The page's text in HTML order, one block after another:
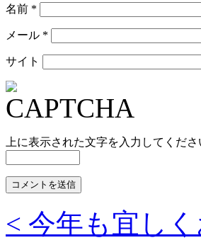
名前 *
メール *
サイト
上に表示された文字を入力してくださ
< 今年も宜し